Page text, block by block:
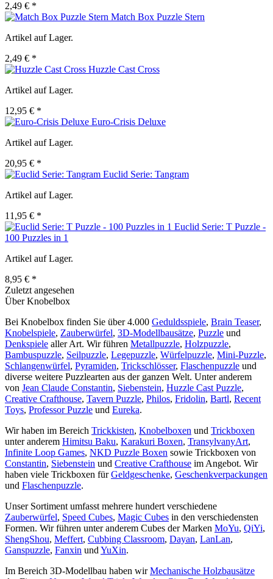
2,49 € *
Match Box Puzzle Stern
Artikel auf Lager.
2,49 € *
Huzzle Cast Cross
Artikel auf Lager.
12,95 € *
Euro-Crisis Deluxe
Artikel auf Lager.
20,95 € *
Euclid Serie: Tangram
Artikel auf Lager.
11,95 € *
Euclid Serie: T Puzzle -
100 Puzzles in 1
Artikel auf Lager.
8,95 € *
Zuletzt angesehen
Über Knobelbox
Bei Knobelbox finden Sie über 4.000 Geduldsspiele, Brain Teaser,
Knobelspiele, Zauberwürfel, 3D-Modellbausätze, Puzzle und
Denkspiele aller Art. Wir führen Metallpuzzle, Holzpuzzle,
Bambuspuzzle, Seilpuzzle, Legepuzzle, Würfelpuzzle, Mini-Puzzle,
Schlangenwürfel, Pyramiden, Trickschlösser, Flaschenpuzzle und
diverse weitere Puzzlearten aus der ganzen Welt. Unter anderem
von Jean Claude Constantin, Siebenstein, Huzzle Cast Puzzle,
Creative Crafthouse, Tavern Puzzle, Philos, Fridolin, Bartl, Recent
Toys, Professor Puzzle und Eureka.
Wir haben im Bereich Trickkisten, Knobelboxen und Trickboxen
unter anderem Himitsu Baku, Karakuri Boxen, TransylvanyArt,
Infinite Loop Games, NKD Puzzle Boxen sowie Trickboxen von
Constantin, Siebenstein und Creative Crafthouse im Angebot. Wir
haben viele Trickboxen fürGeldgeschenke, Geschenkverpackungen
und Flaschenpuzzle.
Unser Sortiment umfasst mehrere hundert verschiedene
Zauberwürfel, Speed Cubes, Magic Cubes in den verschiedensten
Formen. Wir führen unter anderem Cubes der Marken MoYu, QiYi,
ShengShou, Meffert, Cubbing Classroom, Dayan, LanLan,
Ganspuzzle, Fanxin und YuXin.
Im Bereich 3D-Modellbau haben wirMechanische Holzbausätze